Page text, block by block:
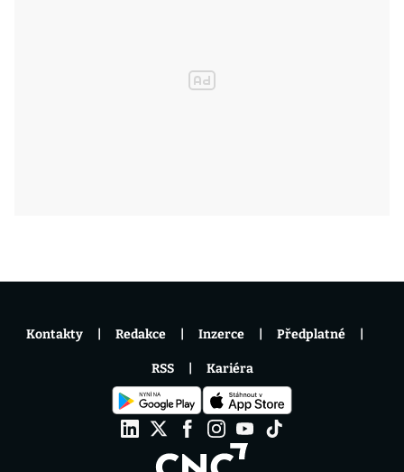
Kontakty Redakce Inzerce Předplatné
RSS Kariéra